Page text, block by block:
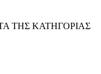
ΤΗΣ ΚΑΤΗΓΟΡΙΑΣ